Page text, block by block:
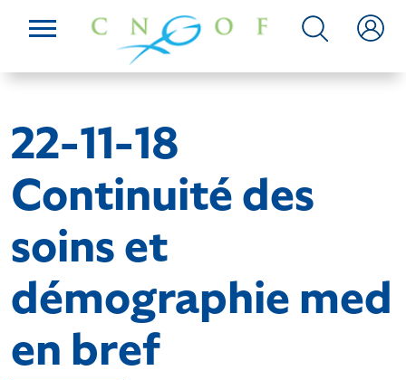
22-11-18
Continuité des
soins et
démographie med
en bref